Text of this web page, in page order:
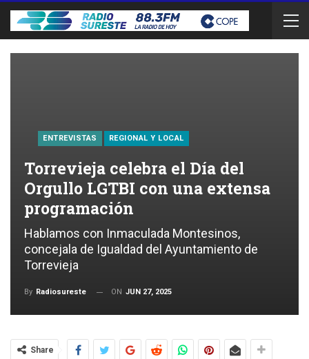
ENTREVISTAS REGIONAL Y LOCAL
Torrevieja celebra el Día del
Orgullo LGTBI con una extensa
programación
Hablamos con Inmaculada Montesinos,
concejala de Igualdad del Ayuntamiento de
Torrevieja
By Radiosureste ON JUN 27, 2025
Share